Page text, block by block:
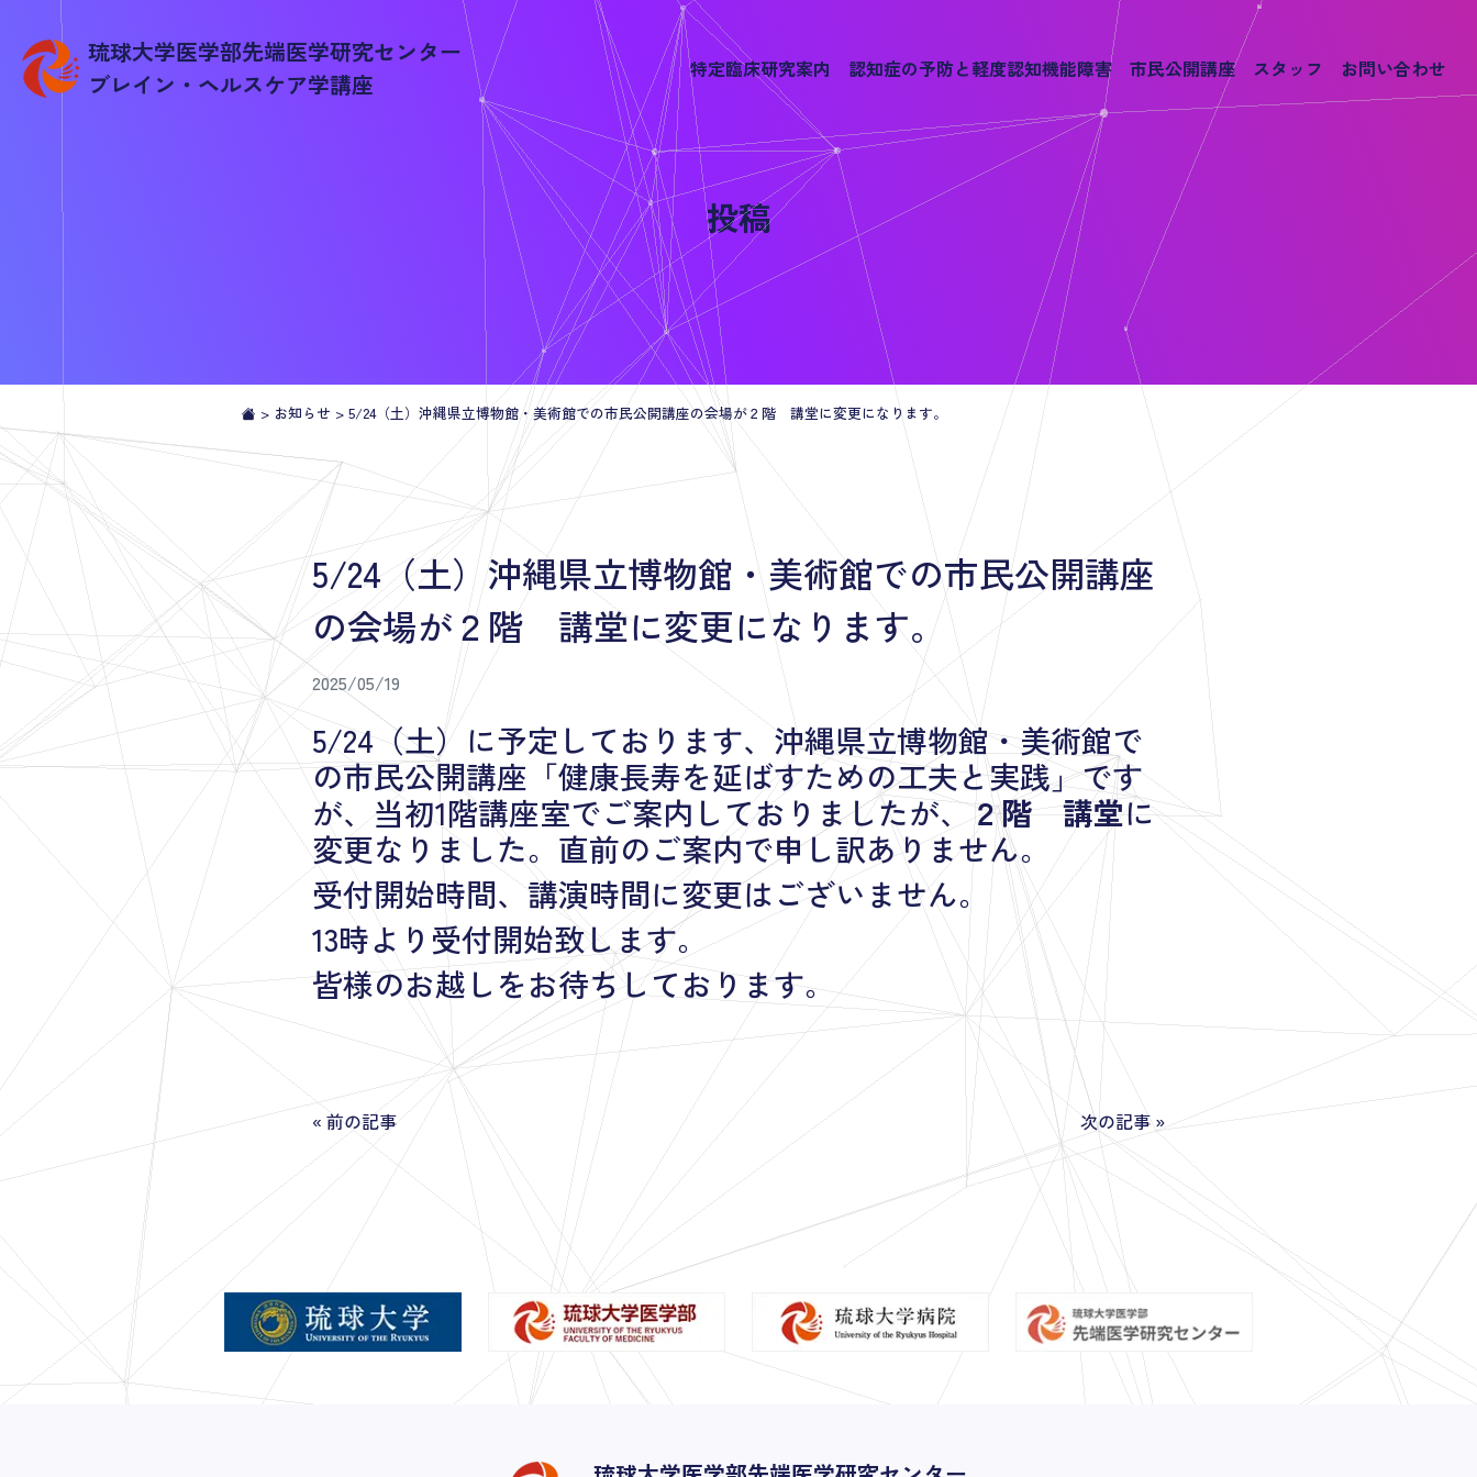
琉球大学医学部先端医学研究センター
ブレイン・ヘルスケア学講座
特定臨床研究案内 認知症の予防と軽度認知機能障害 市民公開講座 スタッフ お問い合わせ
投稿
> お知らせ > 5/24（土）沖縄県立博物館・美術館での市民公開講座の会場が２階 講堂に変更になります。
5/24（土）沖縄県立博物館・美術館での市民公開講座
の会場が２階 講堂に変更になります。
2025/05/19
5/24（土）に予定しております、沖縄県立博物館・美術館で
の市民公開講座「健康長寿を延ばすための工夫と実践」です
が、当初1階講座室でご案内しておりましたが、 ２階 講堂に
変更なりました。直前のご案内で申し訳ありません。
受付開始時間、講演時間に変更はございません。
13時より受付開始致します。
皆様のお越しをお待ちしております。
« 前の記事 次の記事 »